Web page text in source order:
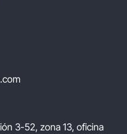
3-52, zona 13, oficina